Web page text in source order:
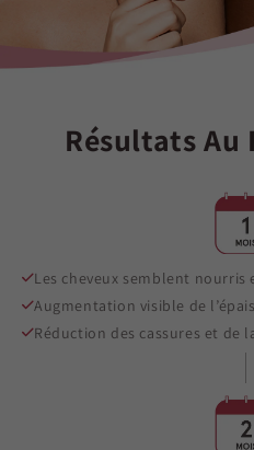
Résultats Au
Les cheveux semblent nourris
Augmentation visible de
Réduction des cassures et de